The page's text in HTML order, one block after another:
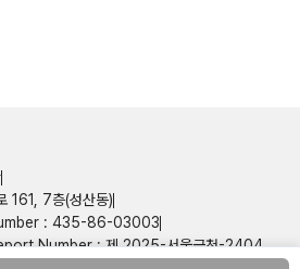
161, 7층(성산동)
: 435-86-03003
Number:제 2025-서울금천-2404